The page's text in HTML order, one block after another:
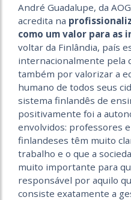
André Guadalupe, da
acredita na
como um valor para as
voltar da Finlândia, país
internacionalmente pela
também por valorizar a
humano de todos seus
sistema finlandês de
positivamente foi a
envolvidos: professores
finlandeses têm muito
trabalho e o que a
muito importante para
responsável por aquilo
consiste exatamente a